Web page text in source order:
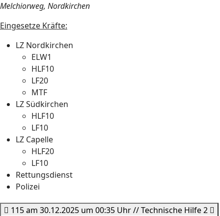
Melchiorweg, Nordkirchen
Eingesetze Kräfte:
LZ Nordkirchen
ELW1
HLF10
LF20
MTF
LZ Südkirchen
HLF10
LF10
LZ Capelle
HLF20
LF10
Rettungsdienst
Polizei
115 am 30.12.2025 um 00:35 Uhr // Technische Hilfe 2